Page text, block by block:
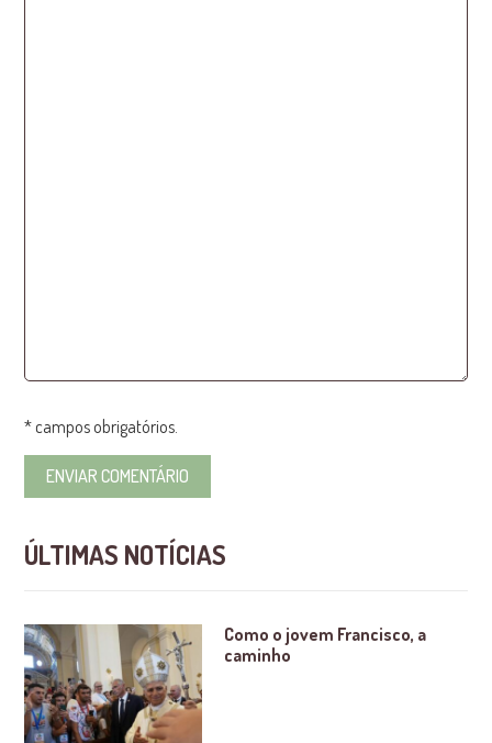
* campos obrigatórios.
ÚLTIMAS NOTÍCIAS
Como o jovem Francisco, a
caminho